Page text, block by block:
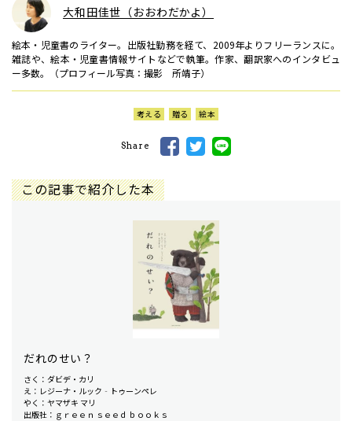
大和田佳世（おおわだかよ）
絵本・児童書のライター。出版社勤務を経て、2009年よりフリーランスに。
雑誌や、絵本・児童書情報サイトなどで執筆。作家、翻訳家へのインタビュ
ー多数。（プロフィール写真：撮影 所靖子）
考える 贈る 絵本
Share
この記事で紹介した本
だれのせい？
さく：ダビデ・カリ
え：レジーナ・ルック‐トゥーンペレ
やく：ヤマザキ マリ
出版社：ｇｒｅｅｎ ｓｅｅｄ ｂｏｏｋｓ